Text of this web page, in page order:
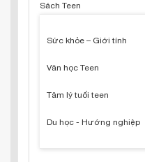
Sách Teen
Sức khỏe – Giới tính
Văn học Teen
Tâm lý tuổi teen
Du học - Hướng nghiệp